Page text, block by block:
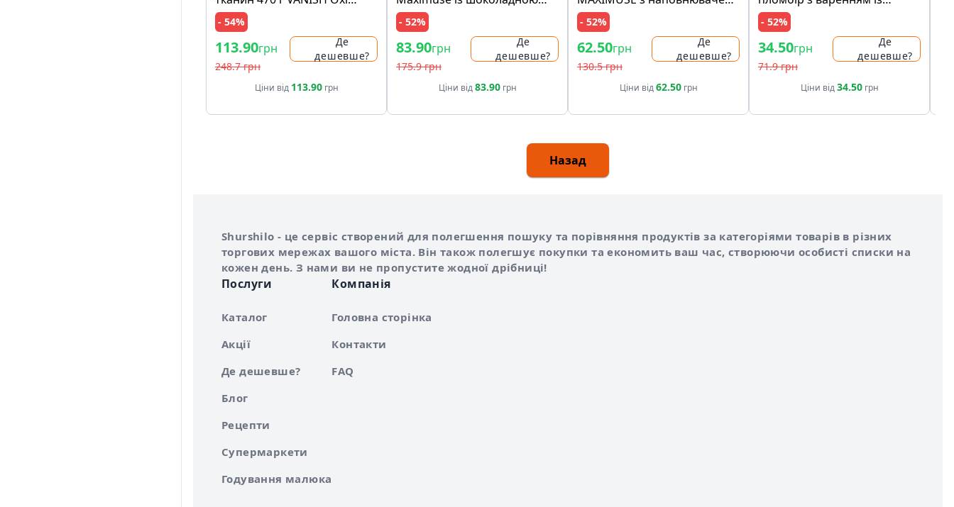
Action Multifunctional Pink п/
банка
- 54%
113.90грн
248.7 грн
Де
дешевше?
Ціни від 113.90грн
крихтою та шматочками
печива
- 52%
83.90грн
175.9 грн
Де
дешевше?
Ціни від83.90грн
"лимон і медова карамель"
та з крихтами печива карт/
ст
- 52%
62.50грн
130.5 грн
Де
дешевше?
Ціни від62.50грн
лохини карт/ст
- 52%
34.50грн
71.9 грн
Де
дешевше?
Ціни від34.50грн
Назад
Про сервіс Shurshilo
Shurshilo - це сервіс створений для полегшення пошуку та порівняння продуктів за категоріями товарів в різних
торгових мережах вашого міста. Він також полегшує покупки та економить ваш час, створюючи особисті списки на
кожен день. З нами ви не пропустите жодної дрібниці!
Послуги
Каталог
Акції
Де дешевше?
Блог
Рецепти
Супермаркети
Годування малюка
Компанія
Головна сторінка
Контакти
FAQ